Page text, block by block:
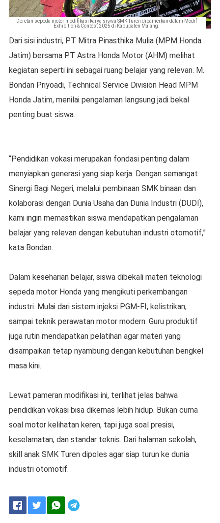
Deretan sepeda motor modifikasi karya siswa SMK Turen dipamerkan dalam Modif
Exhibition & Contest 2025 di Kabupaten Malang.
Dari sisi industri, PT Mitra Pinasthika Mulia (MPM Honda
Jatim) bersama PT Astra Honda Motor (AHM) melihat
kegiatan seperti ini sebagai ruang belajar yang relevan. M.
Bondan Priyoadi, Technical Service Division Head MPM
Honda Jatim, menilai pengalaman langsung jadi bekal
penting buat siswa.
“Pendidikan vokasi merupakan fondasi penting dalam
menyiapkan generasi yang siap kerja. Dengan semangat
Sinergi Bagi Negeri, melalui pembinaan SMK binaan dan
kolaborasi dengan Dunia Usaha dan Dunia Industri (DUDI),
kami ingin memastikan siswa mendapatkan pengalaman
belajar yang relevan dengan kebutuhan industri otomotif,”
kata Bondan.
Dalam keseharian belajar, siswa dibekali materi teknologi
sepeda motor Honda yang mengikuti perkembangan
industri. Mulai dari sistem injeksi PGM-FI, kelistrikan,
sampai teknik perawatan motor modern. Guru produktif
juga rutin mendapatkan pelatihan agar materi yang
disampaikan tetap nyambung dengan kebutuhan bengkel
masa kini.
Lewat pameran modifikasi ini, terlihat jelas bahwa
pendidikan vokasi bisa dikemas lebih hidup. Bukan cuma
soal motor kelihatan keren, tapi juga soal presisi,
keselamatan, dan standar teknis. Dari halaman sekolah,
skill anak SMK Turen dipoles agar siap turun ke dunia
industri otomotif.